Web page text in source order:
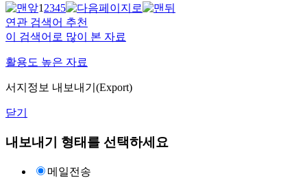
12345
연관 검색어 추천
이 검색어로 많이 본 자료
활용도 높은 자료
서지정보 내보내기(Export)
닫기
내보내기 형태를 선택하세요
메일전송